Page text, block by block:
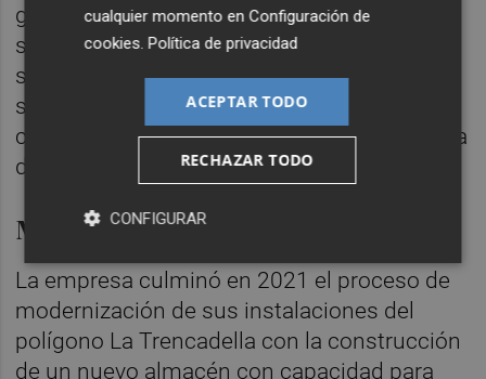
grandes concentraciones empresariales, no
solo Living Ceramics preserva su
singularidad accionarial familiar: lo mismo
sucede con El Molino Cerámicas, también
con planta productiva en Onda y una plantilla
de alrededor de 165 empleados.
Modernización
La empresa culminó en 2021 el proceso de
modernización de sus instalaciones del
polígono La Trencadella con la construcción
de un nuevo almacén con capacidad para
cualquier momento enConfiguración de
cookies.Política de privacidad
ACEPTAR TODO
RECHAZAR TODO
CONFIGURAR